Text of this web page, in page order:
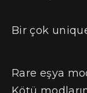
Bir çok
Rare eşya